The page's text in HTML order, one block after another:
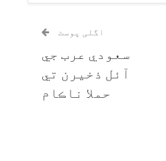
اگلی پوسٹ
سعودي عرب جي
آئل ذخيرن تي
حملا ناڪام